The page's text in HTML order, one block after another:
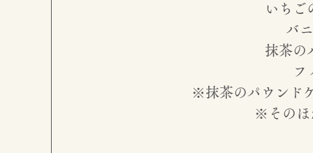
いちご
バ
抹茶の
フ
※抹茶のパウンド
※そのほ